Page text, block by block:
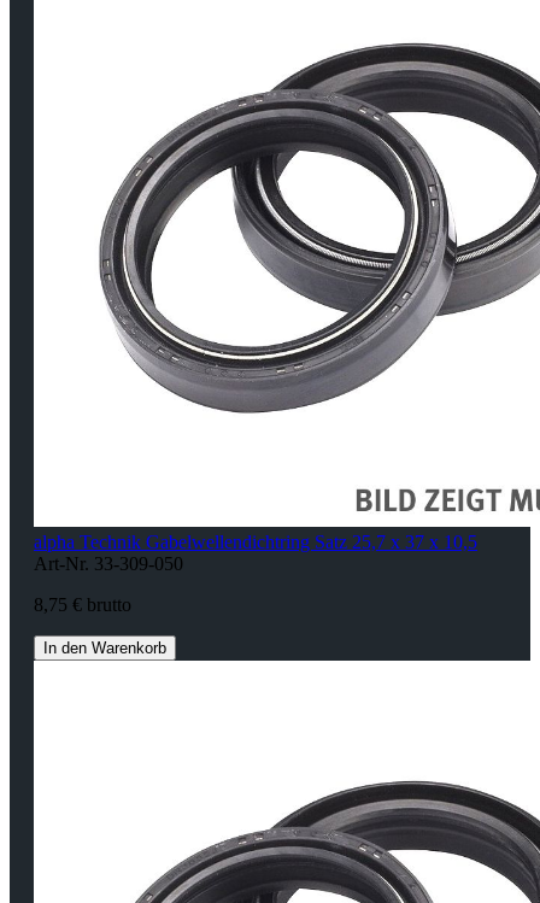
alpha Technik Gabelwellendichtring Satz 25,7 x 37 x 10,5
Art-Nr. 33-309-050
8,75 € brutto
In den Warenkorb